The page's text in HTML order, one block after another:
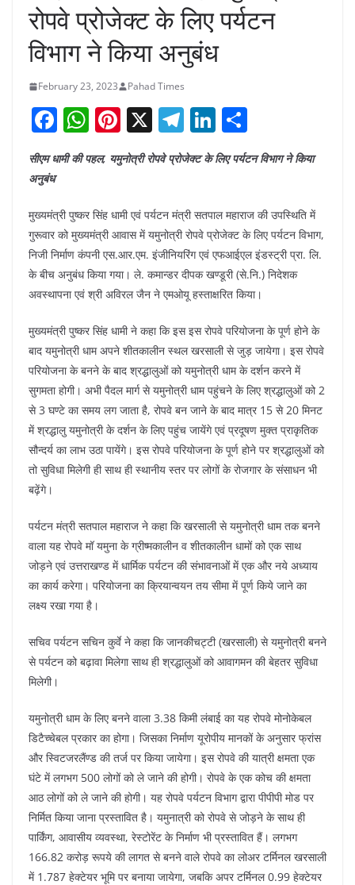
रोपवे प्रोजेक्ट के लिए पर्यटन
विभाग ने किया अनुबंध
February 23, 2023 Pahad Times
F
a
c
b
o
o
k
W
at
A
p
p
Pi
nt
er
st
X T
el
e
a
m
Li
n
k
dI
n
h
ar
सीएम धामी की पहल, यमुनोत्री रोपवे प्रोजेक्ट के लिए पर्यटन विभाग ने किया
अनुबंध
मुख्यमंत्री पुष्कर सिंह धामी एवं पर्यटन मंत्री सतपाल महाराज की उपस्थिति में
गुरूवार को मुख्यमंत्री आवास में यमुनोत्री रोपवे प्रोजेक्ट के लिए पर्यटन विभाग,
निजी निर्माण कंपनी एस.आर.एम. इंजीनियरिंग एवं एफआईएल इंडस्ट्री प्रा. लि.
के बीच अनुबंध किया गया। ले. कमान्डर दीपक खण्डूरी (से.नि.) निदेशक
अवस्थापना एवं श्री अविरल जैन ने एमओयू हस्ताक्षरित किया।
मुख्यमंत्री पुष्कर सिंह धामी ने कहा कि इस इस रोपवे परियोजना के पूर्ण होने के
बाद यमुनोत्री धाम अपने शीतकालीन स्थल खरसाली से जुड़ जायेगा। इस रोपवे
परियोजना के बनने के बाद श्रद्धालुओं को यमुनोत्री धाम के दर्शन करने में
सुगमता होगी। अभी पैदल मार्ग से यमुनोत्री धाम पहुंचने के लिए श्रद्धालुओं को 2
से 3 घण्टे का समय लग जाता है, रोपवे बन जाने के बाद मात्र 15 से 20 मिनट
में श्रद्धालु यमुनोत्री के दर्शन के लिए पहुंच जायेंगे एवं प्रदूषण मुक्त प्राकृतिक
सौन्दर्य का लाभ उठा पायेंगे। इस रोपवे परियोजना के पूर्ण होने पर श्रद्धालुओं को
तो सुविधा मिलेगी ही साथ ही स्थानीय स्तर पर लोगों के रोजगार के संसाधन भी
बढ़ेंगे।
पर्यटन मंत्री सतपाल महाराज ने कहा कि खरसाली से यमुनोत्री धाम तक बनने
वाला यह रोपवे मॉ यमुना के ग्रीष्मकालीन व शीतकालीन धामों को एक साथ
जोड़ने एवं उत्तराखण्ड में धार्मिक पर्यटन की संभावनाओं में एक और नये अध्याय
का कार्य करेगा। परियोजना का क्रियान्वयन तय सीमा में पूर्ण किये जाने का
लक्ष्य रखा गया है।
सचिव पर्यटन सचिन कुर्वे ने कहा कि जानकीचट्टी (खरसाली) से यमुनोत्री बनने
से पर्यटन को बढ़ावा मिलेगा साथ ही श्रद्धालुओं को आवागमन की बेहतर सुविधा
मिलेगी।
यमुनोत्री धाम के लिए बनने वाला 3.38 किमी लंबाई का यह रोपवे मोनोकेबल
डिटैच्चेबल प्रकार का होगा। जिसका निर्माण यूरोपीय मानकों के अनुसार फ्रांस
और स्विटजरलैंण्ड की तर्ज पर किया जायेगा। इस रोपवे की यात्री क्षमता एक
घंटे में लगभग 500 लोगों को ले जाने की होगी। रोपवे के एक कोच की क्षमता
आठ लोगों को ले जाने की होगी। यह रोपवे पर्यटन विभाग द्वारा पीपीपी मोड पर
निर्मित किया जाना प्रस्तावित है। यमुनात्री को रोपवे से जोड़ने के साथ ही
पार्किंग, आवासीय व्यवस्था, रेस्टोरेंट के निर्माण भी प्रस्तावित हैं। लगभग
166.82 करोड़ रूपये की लागत से बनने वाले रोपवे का लोअर टर्मिनल खरसाली
में 1.787 हेक्टेयर भूमि पर बनाया जायेगा, जबकि अपर टर्मिनल 0.99 हेक्टेयर